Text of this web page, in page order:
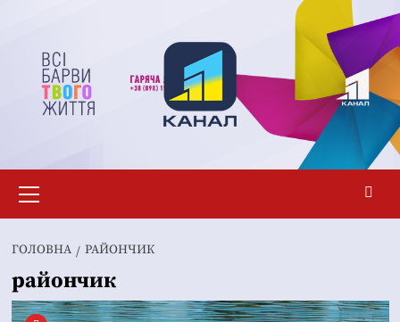
вмісту
меню
ГОЛОВНА РАЙОНЧИК
райончик